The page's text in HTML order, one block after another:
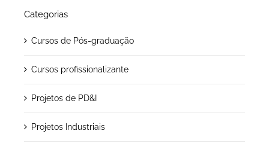
Categorias
Cursos de Pós-graduação
Cursos profissionalizante
Projetos de PD&I
Projetos Industriais